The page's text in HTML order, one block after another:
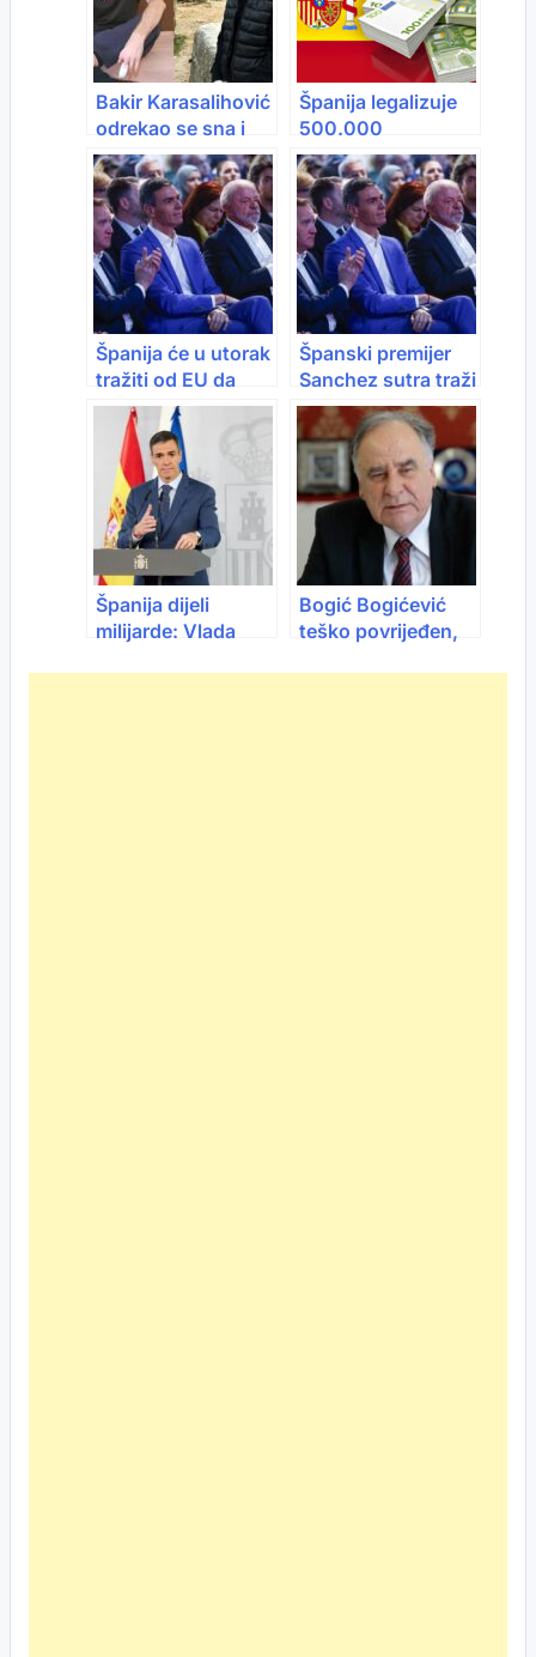
Bakir Karasalihović
odrekao se sna i
puta na Mundijal,
novac donirao za
spas i liječenje
Admira Dorića
Španija legalizuje
500.000
migranata: “Ključni
su za ekonomiju i
tržište rada”
Španija će u utorak
tražiti od EU da
raskine sporazum
sa Izraelom
Španski premijer
Sanchez sutra traži
raskid sporazuma
EU-Izrael
Španija dijeli
milijarde: Vlada
Bogić Bogićević
teško povrijeđen,